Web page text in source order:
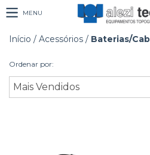
MENU
Início / Acessórios / Baterias/
Ordenar por: